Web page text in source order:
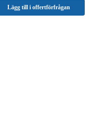
Lägg till i offertförfrågan